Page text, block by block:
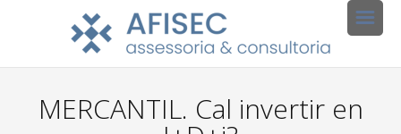
MERCANTIL. Cal invertir en